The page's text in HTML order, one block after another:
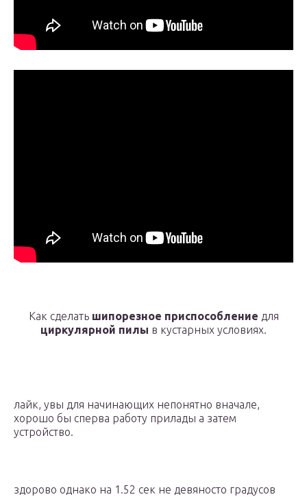
Как сделать шипорезное приспособление для
циркулярной пилы в кустарных условиях.
лайк, увы для начинающих непонятно вначале,
хорошо бы сперва работу прилады а затем
устройство.
здорово однако на 1.52 сек не девяносто градусов